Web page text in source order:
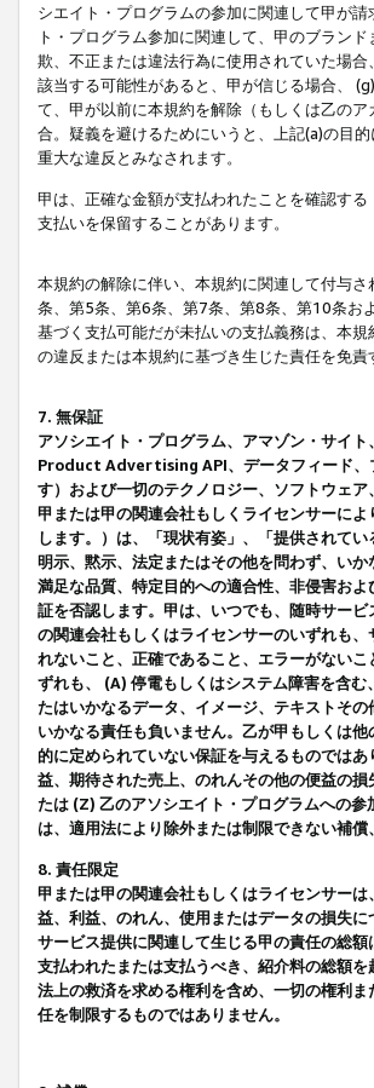
シエイト・プログラムの参加に関連して甲が
ト・プログラム参加に関連して、甲のブラン
欺、不正または違法行為に使用されていた場
該当する可能性があると、甲が信じる場合、
て、甲が以前に本規約を解除（もしくは乙の
合。疑義を避けるためにいうと、上記(a)の目
重大な違反とみなされます。
甲は、正確な金額が支払われたことを確認す
支払いを保留することがあります。
本規約の解除に伴い、本規約に関連して付与
条、第5条、第6条、第7条、第8条、第10条お
基づく支払可能だが未払いの支払義務は、本
の違反または本規約に基づき生じた責任を免
7. 無保証
アソシエイト・プログラム、アマゾン・サイ
Product Advertising API、データフィード、
す）および一切のテクノロジー、ソフトウェ
甲または甲の関連会社もしくライセンサーに
します。）は、「現状有姿」、「提供されて
明示、黙示、法定またはその他を問わず、い
満足な品質、特定目的への適合性、非侵害お
証を否認します。甲は、いつでも、随時サー
の関連会社もしくはライセンサーのいずれも
れないこと、正確であること、エラーがない
ずれも、 (A) 停電もしくはシステム障害を含
たはいかなるデータ、イメージ、テキストそ
いかなる責任も負いません。乙が甲もしくは
的に定められていない保証を与えるものでは
益、期待された売上、のれんその他の便益の
たは (Z) 乙のアソシエイト・プログラムへの
は、適用法により除外または制限できない補
8. 責任限定
甲または甲の関連会社もしくはライセンサー
益、利益、のれん、使用またはデータの損失
サービス提供に関連して生じる甲の責任の総
支払われたまたは支払うべき、紹介料の総額
法上の救済を求める権利を含め、一切の権利
任を制限するものではありません。